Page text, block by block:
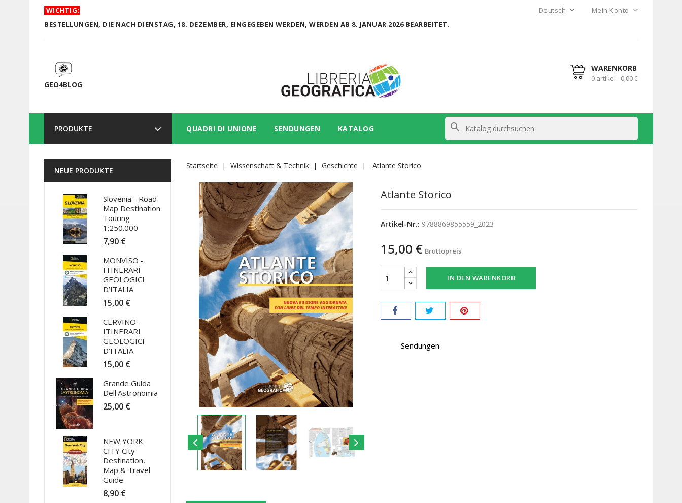
WICHTIG:
BESTELLUNGEN, DIE NACH DIENSTAG, 18. DEZEMBER, EINGEGEBEN WERDEN, WERDEN AB 8. JANUAR 2026 BEARBEITET.
Deutsch Mein Konto
GEO4BLOG
WARENKORB
0 artikel - 0,00 €
QUADRI DI UNIONE SENDUNGEN KATALOG
PRODUKTE search
NEUE PRODUKTE
Slovenia - Road
Map Destination
Touring
1:250.000
7,90 €
MONVISO -
ITINERARI
GEOLOGICI
D’ITALIA
15,00 €
CERVINO -
ITINERARI
GEOLOGICI
D’ITALIA
15,00 €
Grande Guida
Dell'Astronomia
25,00 €
NEW YORK
CITY City
Destination,
Map & Travel
Guide
8,90 €
Startseite Wissenschaft & Technik Geschichte Atlante Storico
Atlante Storico
Artikel-Nr.: 9788869855559_2023
15,00 € Bruttopreis
IN DEN WARENKORB
Sendungen